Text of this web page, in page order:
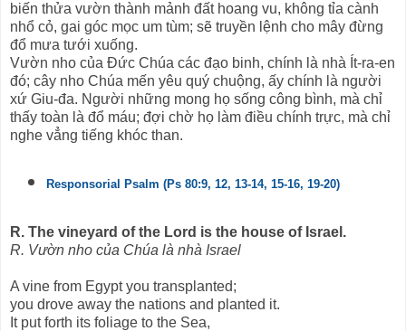
biến thửa vườn thành mảnh đất hoang vu, không tỉa cành
nhổ cỏ, gai góc mọc um tùm; sẽ truyền lệnh cho mây đừng
đổ mưa tưới xuống.
Vườn nho của Đức Chúa các đạo binh, chính là nhà Ít-ra-en
đó; cây nho Chúa mến yêu quý chuộng, ấy chính là người
xứ Giu-đa. Người những mong họ sống công bình, mà chỉ
thấy toàn là đổ máu; đợi chờ họ làm điều chính trực, mà chỉ
nghe vẳng tiếng khóc than.
Responsorial Psalm (Ps 80:9, 12, 13-14, 15-16, 19-20)
R. The vineyard of the Lord is the house of Israel.
R. Vườn nho của Chúa là nhà Israel
A vine from Egypt you transplanted;
you drove away the nations and planted it.
It put forth its foliage to the Sea,